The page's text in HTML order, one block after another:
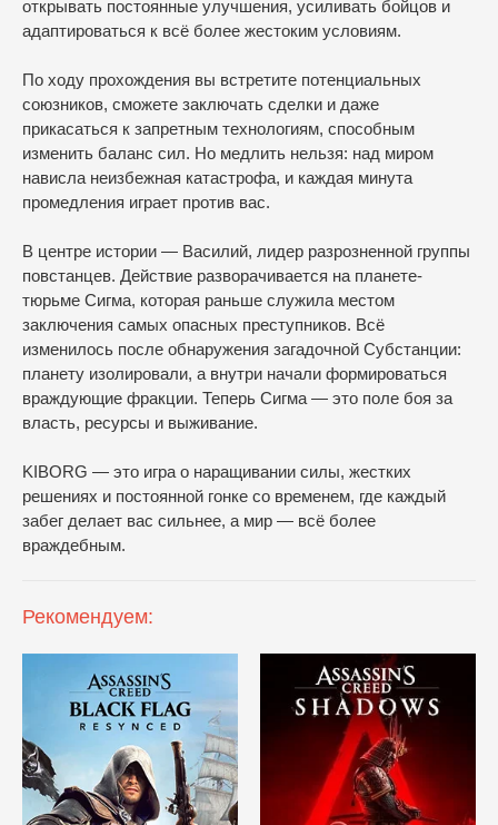
открывать постоянные улучшения, усиливать бойцов и
адаптироваться к всё более жестоким условиям.
По ходу прохождения вы встретите потенциальных
союзников, сможете заключать сделки и даже
прикасаться к запретным технологиям, способным
изменить баланс сил. Но медлить нельзя: над миром
нависла неизбежная катастрофа, и каждая минута
промедления играет против вас.
В центре истории — Василий, лидер разрозненной группы
повстанцев. Действие разворачивается на планете-
тюрьме Сигма, которая раньше служила местом
заключения самых опасных преступников. Всё
изменилось после обнаружения загадочной Субстанции:
планету изолировали, а внутри начали формироваться
враждующие фракции. Теперь Сигма — это поле боя за
власть, ресурсы и выживание.
KIBORG — это игра о наращивании силы, жестких
решениях и постоянной гонке со временем, где каждый
забег делает вас сильнее, а мир — всё более
враждебным.
Рекомендуем: